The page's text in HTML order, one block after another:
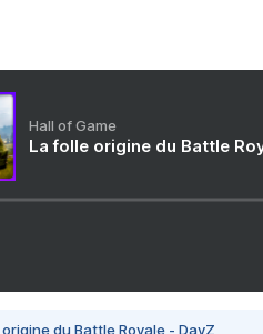
Hall of Game
La folle origine du Battle
du Battle Royale - DayZ